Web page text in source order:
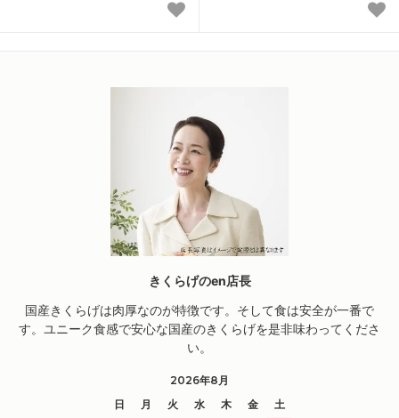
きくらげのen店長
国産きくらげは肉厚なのが特徴です。そして食は安全が一番で
す。ユニーク食感で安心な国産のきくらげを是非味わってくださ
い。
2026年8月
日
月 火 水 木 金
土